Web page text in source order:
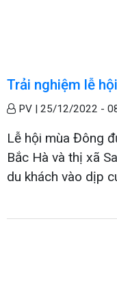
Trải nghiệm lễ
PV | 25/12/2022 -
Lễ hội mùa Đông
Bắc Hà và thị xã
du khách vào dịp